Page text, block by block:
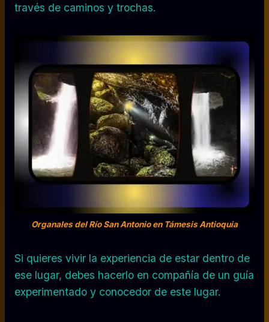
través de caminos y trochas.
Organales del Río San Antonio en Támesis Antioquia
Si quieres vivir la experiencia de estar dentro de
ese lugar, debes hacerlo en compañía de un guía
experimentado y conocedor de este lugar.